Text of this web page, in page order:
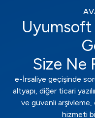
Uyumsoft
Size Ne
e-İrsaliye geçişinde
altyapı, diğer ticari
ve güvenli arşivleme,
hizmeti